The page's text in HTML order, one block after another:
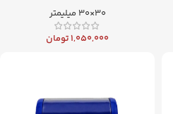
30×30 میلیمتر
1,050,000تومان